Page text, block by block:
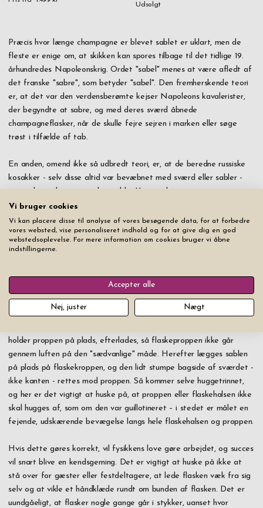
Udsolgt
Præcis hvor længe champagne er blevet sablet er uklart, men de
fleste er enige om, at skikken kan spores tilbage til det tidlige 19.
århundredes Napoleonskrig. Ordet "sabel" menes at være afledt af
det franske "sabre", som betyder "sabel". Den fremherskende teori
er, at det var den verdensberømte kejser Napoleons kavalerister,
der begyndte at sabre, og med deres sværd åbnede
champagneflasker, når de skulle fejre sejren i marken eller søge
trøst i tilfælde af tab.
En anden, omend ikke så udbredt teori, er, at de beredne russiske
kosakker - selv disse altid var bevæbnet med sværd eller sabler -
startede traditionen med at sable. Uanset de præcise
omstændigheder omkring, hvordan skikken opstod, er de fleste enige
om, at oprindelsen er militær, og at traditionen kan dateres til de
første årtier af det 19. århundrede.
Hvordan sabler man så?
I første omgang fjernes folien omkring proppen og halsen, så sablen
holder proppen på plads, efterlades, så flaskeproppen ikke går
gennem luften på den "sædvanlige" måde. Herefter lægges sablen
på plads på flaskekroppen, og den lidt stumpe bagside af sværdet -
ikke kanten - rettes mod proppen. Så kommer selve huggetrinnet,
og her er det vigtigt at huske på, at proppen eller flaskehalsen ikke
skal hugges af, som om den var guillotineret – i stedet er målet en
fejende, udskærende bevægelse langs hele flaskehalsen og proppen.
Hvis dette gøres korrekt, vil fysikkens love gøre arbejdet, og succes
vil snart blive en kendsgerning. Det er vigtigt at huske på ikke at
stå over for gæster eller festdeltagere, at lede flasken væk fra sig
selv og at vikle et håndklæde rundt om bunden af ​​flasken. Det er
uundgåeligt, at flasker nogle gange går i stykker, uanset hvor
Vi bruger cookies
Vi kan placere disse til analyse af vores besøgende data, for at forbedre
vores websted, vise personaliseret indhold og for at give dig en god
webstedsoplevelse. For mere information om cookies bruger vi åbne
indstillingerne.
Accepter alle
Nej, juster Nægt